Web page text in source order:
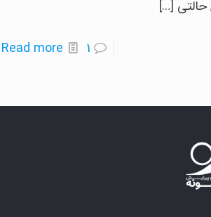
[…]
1
Read more
-